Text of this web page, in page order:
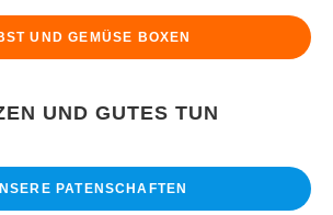
UND GEMÜSE BOXEN
UND GUTES TUN
PATENSCHAFTEN